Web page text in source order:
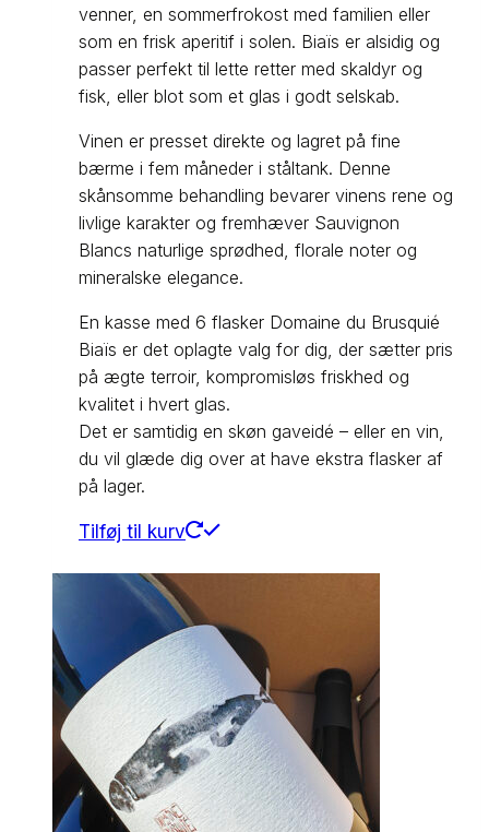
venner, en sommerfrokost med familien eller
som en frisk aperitif i solen. Biaïs er alsidig og
passer perfekt til lette retter med skaldyr og
fisk, eller blot som et glas i godt selskab.
Vinen er presset direkte og lagret på fine
bærme i fem måneder i ståltank. Denne
skånsomme behandling bevarer vinens rene og
livlige karakter og fremhæver Sauvignon
Blancs naturlige sprødhed, florale noter og
mineralske elegance.
En kasse med 6 flasker Domaine du Brusquié
Biaïs er det oplagte valg for dig, der sætter pris
på ægte terroir, kompromisløs friskhed og
kvalitet i hvert glas.
Det er samtidig en skøn gaveidé – eller en vin,
du vil glæde dig over at have ekstra flasker af
på lager.
Tilføj til kurv